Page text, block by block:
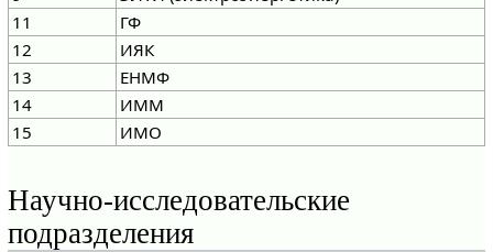
11
ГФ
12
ИЯК
13
ЕНМФ
14
ИММ
15
ИМО
Научно-исследовательские
подразделения